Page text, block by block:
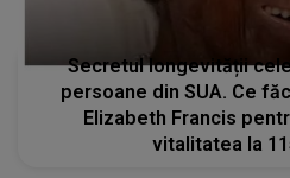
Secretul longevității
persoane din SUA. Ce
Elizabeth Francis
vitalitatea la